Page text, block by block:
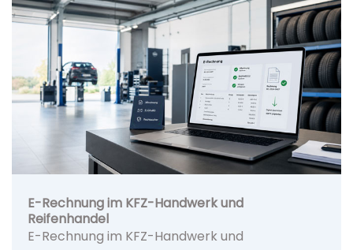
E-Rechnung im KFZ-Handwerk und
Reifenhandel
E-Rechnung im KFZ-Handwerk und